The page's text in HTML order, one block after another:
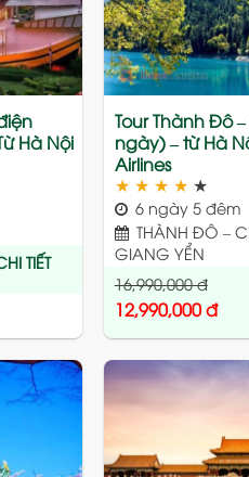
Hà Nội
TIẾT
Tour Thành Đô
ngày) – từ Hà
Airlines
★ ★ ★ ★ ★
6 ngày 5 đêm
THÀNH ĐÔ –
GIANG YỂN
16,990,000đ
12,990,000đ